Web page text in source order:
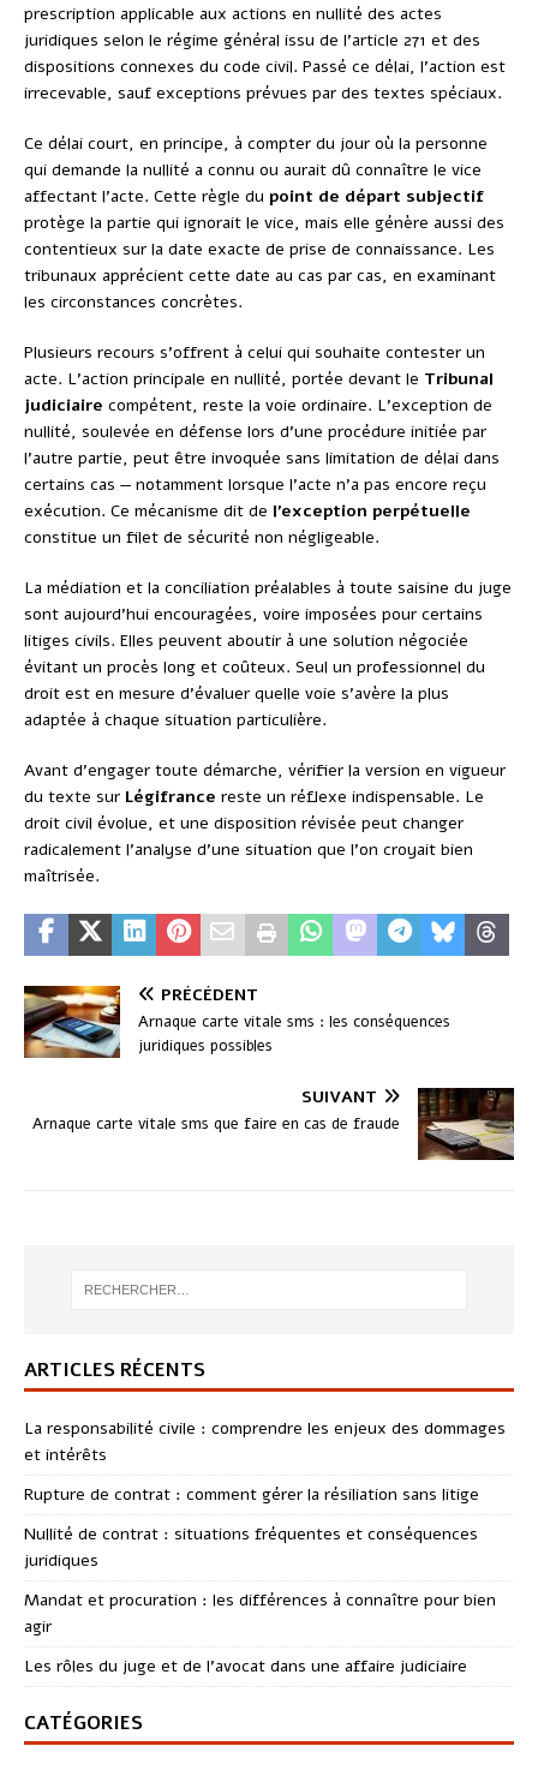
prescription applicable aux actions en nullité des actes
juridiques selon le régime général issu de l’article 271 et des
dispositions connexes du code civil. Passé ce délai, l’action est
irrecevable, sauf exceptions prévues par des textes spéciaux.
Ce délai court, en principe, à compter du jour où la personne
qui demande la nullité a connu ou aurait dû connaître le vice
affectant l’acte. Cette règle du point de départ subjectif
protège la partie qui ignorait le vice, mais elle génère aussi des
contentieux sur la date exacte de prise de connaissance. Les
tribunaux apprécient cette date au cas par cas, en examinant
les circonstances concrètes.
Plusieurs recours s’offrent à celui qui souhaite contester un
acte. L’action principale en nullité, portée devant le Tribunal
judiciaire compétent, reste la voie ordinaire. L’exception de
nullité, soulevée en défense lors d’une procédure initiée par
l’autre partie, peut être invoquée sans limitation de délai dans
certains cas — notamment lorsque l’acte n’a pas encore reçu
exécution. Ce mécanisme dit de l’exception perpétuelle
constitue un filet de sécurité non négligeable.
La médiation et la conciliation préalables à toute saisine du juge
sont aujourd’hui encouragées, voire imposées pour certains
litiges civils. Elles peuvent aboutir à une solution négociée
évitant un procès long et coûteux. Seul un professionnel du
droit est en mesure d’évaluer quelle voie s’avère la plus
adaptée à chaque situation particulière.
Avant d’engager toute démarche, vérifier la version en vigueur
du texte sur Légifrance reste un réflexe indispensable. Le
droit civil évolue, et une disposition révisée peut changer
radicalement l’analyse d’une situation que l’on croyait bien
maîtrisée.
PRÉCÉDENT
Arnaque carte vitale sms : les conséquences
juridiques possibles
SUIVANT
Arnaque carte vitale sms que faire en cas de fraude
ARTICLES RÉCENTS
La responsabilité civile : comprendre les enjeux des dommages
et intérêts
Rupture de contrat : comment gérer la résiliation sans litige
Nullité de contrat : situations fréquentes et conséquences
juridiques
Mandat et procuration : les différences à connaître pour bien
agir
Les rôles du juge et de l’avocat dans une affaire judiciaire
CATÉGORIES